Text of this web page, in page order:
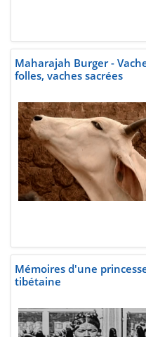
Maharajah Burger -
folles, vaches sacrées
Mémoires d'une
tibétaine